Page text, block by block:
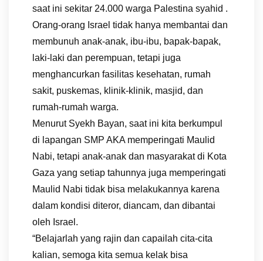
saat ini sekitar 24.000 warga Palestina syahid .
Orang-orang Israel tidak hanya membantai dan
membunuh anak-anak, ibu-ibu, bapak-bapak,
laki-laki dan perempuan, tetapi juga
menghancurkan fasilitas kesehatan, rumah
sakit, puskemas, klinik-klinik, masjid, dan
rumah-rumah warga.
Menurut Syekh Bayan, saat ini kita berkumpul
di lapangan SMP AKA memperingati Maulid
Nabi, tetapi anak-anak dan masyarakat di Kota
Gaza yang setiap tahunnya juga memperingati
Maulid Nabi tidak bisa melakukannya karena
dalam kondisi diteror, diancam, dan dibantai
oleh Israel.
“Belajarlah yang rajin dan capailah cita-cita
kalian, semoga kita semua kelak bisa